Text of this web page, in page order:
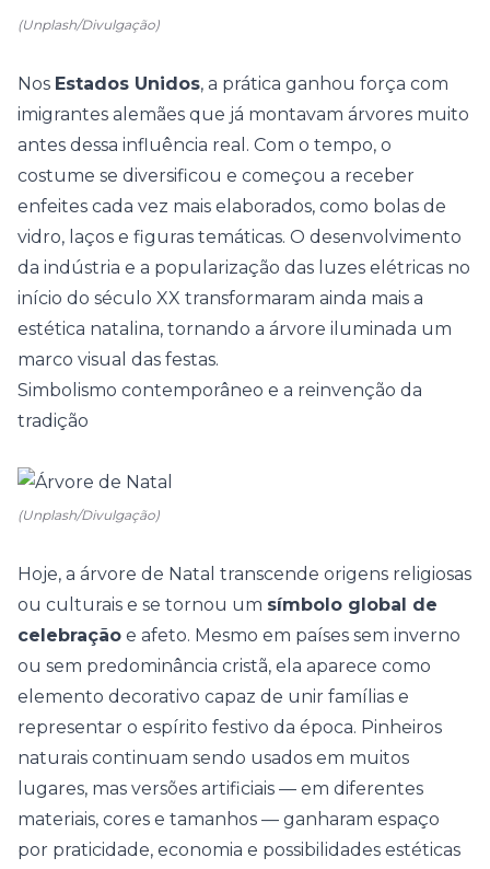
(Unplash/Divulgação)
Nos Estados Unidos, a prática ganhou força com
imigrantes alemães que já montavam árvores muito
antes dessa influência real. Com o tempo, o
costume se diversificou e começou a receber
enfeites cada vez mais elaborados, como bolas de
vidro, laços e figuras temáticas. O desenvolvimento
da indústria e a popularização das luzes elétricas no
início do século XX transformaram ainda mais a
estética natalina, tornando a árvore iluminada um
marco visual das festas.
Simbolismo contemporâneo e a reinvenção da
tradição
(Unplash/Divulgação)
Hoje, a árvore de Natal transcende origens religiosas
ou culturais e se tornou um símbolo global de
celebração e afeto. Mesmo em países sem inverno
ou sem predominância cristã, ela aparece como
elemento decorativo capaz de unir famílias e
representar o espírito festivo da época. Pinheiros
naturais continuam sendo usados em muitos
lugares, mas versões artificiais — em diferentes
materiais, cores e tamanhos — ganharam espaço
por praticidade, economia e possibilidades estéticas